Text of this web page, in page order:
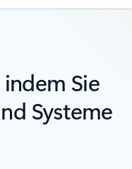
indem Sie
Systeme